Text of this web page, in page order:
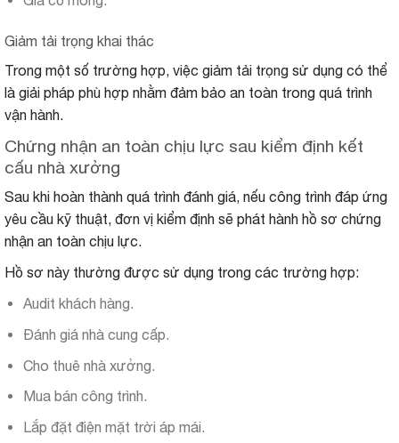
Giảm tải trọng khai thác
Trong một số trường hợp, việc giảm tải trọng sử dụng có thể
là giải pháp phù hợp nhằm đảm bảo an toàn trong quá trình
vận hành.
Chứng nhận an toàn chịu lực sau kiểm định kết
cấu nhà xưởng
Sau khi hoàn thành quá trình đánh giá, nếu công trình đáp ứng
yêu cầu kỹ thuật, đơn vị kiểm định sẽ phát hành hồ sơ chứng
nhận an toàn chịu lực.
Hồ sơ này thường được sử dụng trong các trường hợp:
Audit khách hàng.
Đánh giá nhà cung cấp.
Cho thuê nhà xưởng.
Mua bán công trình.
Lắp đặt điện mặt trời áp mái.